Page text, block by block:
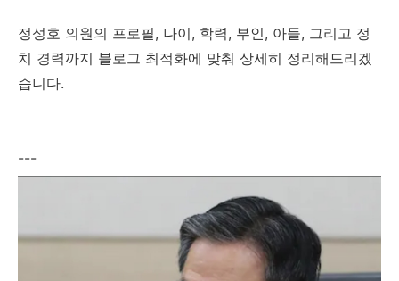
정성호 의원의 프로필, 나이, 학력, 부인, 아들, 그리고 정
치 경력까지 블로그 최적화에 맞춰 상세히 정리해드리겠
습니다.
---